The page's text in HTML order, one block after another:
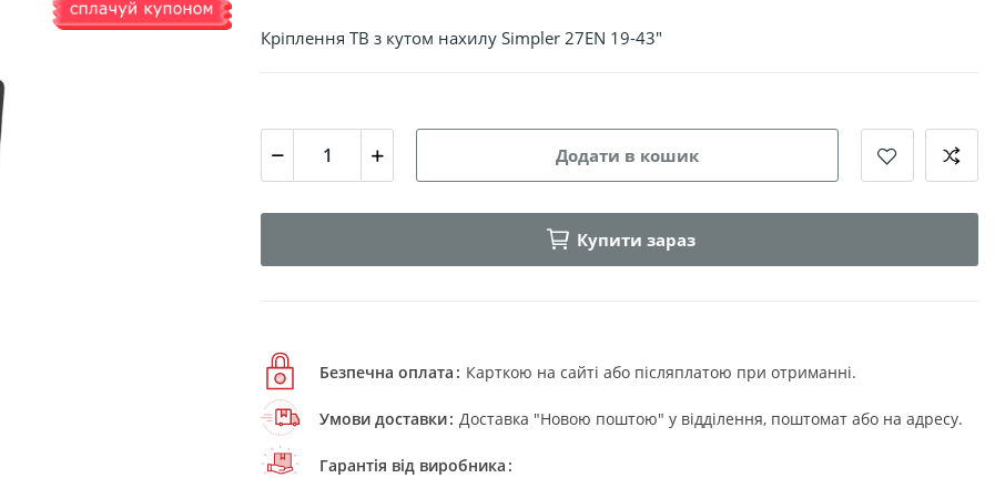
Кріплення ТВ з кутом нахилу Simpler 27EN 19-43"
Додати в кошик
Купити зараз
Безпечна оплата Карткою на сайті або післяплатою при отриманні.
Умови доставки Доставка "Новою поштою" у відділення, поштомат або на адресу.
Гарантія від виробника